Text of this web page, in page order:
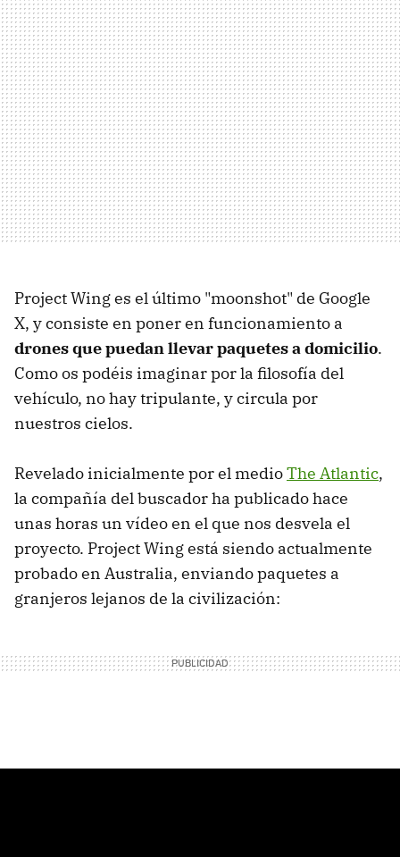
Project Wing es el último "moonshot" de Google
X, y consiste en poner en funcionamiento a
drones que puedan llevar paquetes a domicilio.
Como os podéis imaginar por la filosofía del
vehículo, no hay tripulante, y circula por
nuestros cielos.
Revelado inicialmente por el medioThe Atlantic,
la compañía del buscador ha publicado hace
unas horas un vídeo en el que nos desvela el
proyecto. Project Wing está siendo actualmente
probado en Australia, enviando paquetes a
granjeros lejanos de la civilización: